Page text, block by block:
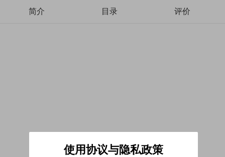
简介 目录 评价
使用协议与隐私政策